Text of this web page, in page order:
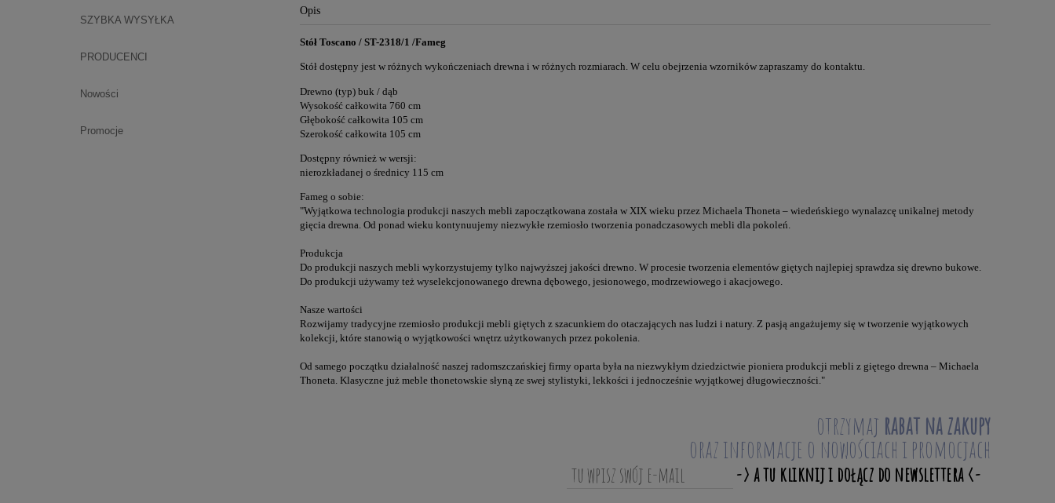
SZYBKA WYSYŁKA
PRODUCENCI
Nowości
Promocje
Opis
Stół Toscano / ST-2318/1 /Fameg
Stół dostępny jest w różnych wykończeniach drewna i w różnych rozmiarach. W celu obejrzenia wzorników zapraszamy do kontaktu.
Drewno (typ) buk / dąb
Wysokość całkowita 760 cm
Głębokość całkowita 105 cm
Szerokość całkowita 105 cm
Dostępny również w wersji:
nierozkładanej o średnicy 115 cm
Fameg o sobie:
"Wyjątkowa technologia produkcji naszych mebli zapoczątkowana została w XIX wieku przez Michaela Thoneta – wiedeńskiego wynalazcę unikalnej metody
gięcia drewna. Od ponad wieku kontynuujemy niezwykłe rzemiosło tworzenia ponadczasowych mebli dla pokoleń.
Produkcja
Do produkcji naszych mebli wykorzystujemy tylko najwyższej jakości drewno. W procesie tworzenia elementów giętych najlepiej sprawdza się drewno bukowe.
Do produkcji używamy też wyselekcjonowanego drewna dębowego, jesionowego, modrzewiowego i akacjowego.
Nasze wartości
Rozwijamy tradycyjne rzemiosło produkcji mebli giętych z szacunkiem do otaczających nas ludzi i natury. Z pasją angażujemy się w tworzenie wyjątkowych
kolekcji, które stanowią o wyjątkowości wnętrz użytkowanych przez pokolenia.
Od samego początku działalność naszej radomszczańskiej firmy oparta była na niezwykłym dziedzictwie pioniera produkcji mebli z giętego drewna – Michaela
Thoneta. Klasyczne już meble thonetowskie słyną ze swej stylistyki, lekkości i jednocześnie wyjątkowej długowieczności."
otrzymaj rabat na zakupy
oraz informacje o nowościach i promocjach